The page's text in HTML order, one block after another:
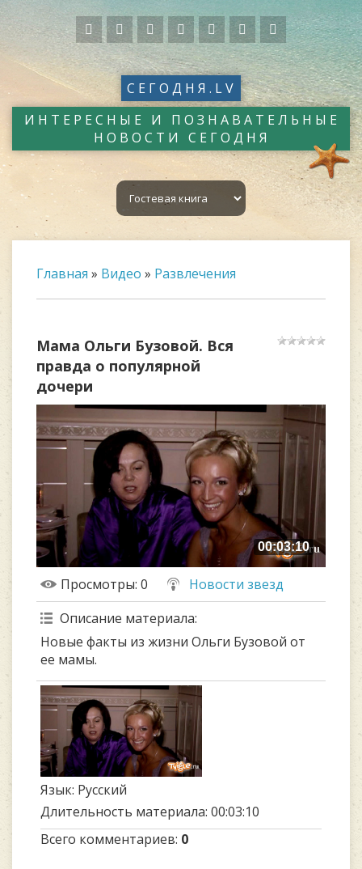
СЕГОДНЯ.LV
ИНТЕРЕСНЫЕ И ПОЗНАВАТЕЛЬНЫЕ
НОВОСТИ СЕГОДНЯ
Главная » Видео » Развлечения
Мама Ольги Бузовой. Вся
правда о популярной
дочери
00:03:10
Просмотры: 0
Новости звезд
Описание материала:
Новые факты из жизни Ольги Бузовой от
ее мамы.
Язык: Русский
Длительность материала: 00:03:10
Всего комментариев: 0